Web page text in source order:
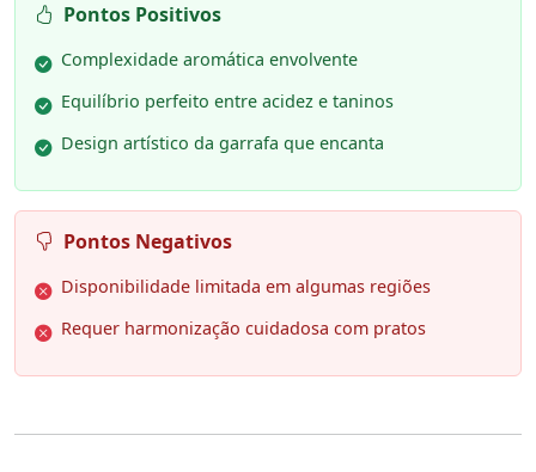
Pontos Positivos
Complexidade aromática envolvente
Equilíbrio perfeito entre acidez e taninos
Design artístico da garrafa que encanta
Pontos Negativos
Disponibilidade limitada em algumas regiões
Requer harmonização cuidadosa com pratos